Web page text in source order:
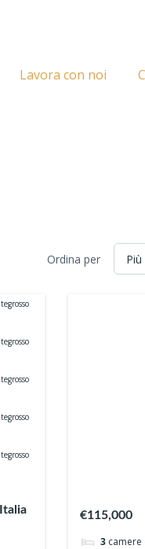
Lavora con noi
Ordina per
€115,000
3